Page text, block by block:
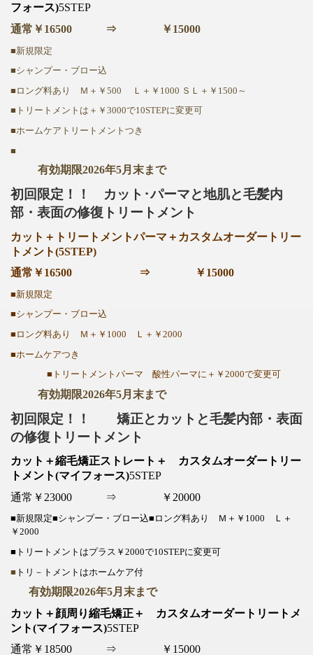
フォース)5STEP
通常￥16500 ⇒ ￥15000
■新規限定
■シャンプー・ブロー込
■ロング料あり Ｍ＋￥500 Ｌ＋￥1000 ＳＬ＋￥1500～
■トリートメントは＋￥3000で10STEPに変更可
■ホームケアトリートメントつき
■
有効期限2026年5月末まで
初回限定！！ カット･パーマと地肌と毛髪内
部・表面の修復トリートメント
カット＋トリートメントパーマ＋カスタムオーダートリー
トメント(5STEP)
通常￥16500 ⇒ ￥15000
■新規限定
■シャンプー・ブロー込
■ロング料あり Ｍ＋￥1000 Ｌ＋￥2000
■ホームケアつき
■トリートメントパーマ 酸性パーマに＋￥2000で変更可
有効期限2026年5月末まで
初回限定！！ 矯正とカットと毛髪内部・表面
の修復トリートメント
カット＋縮毛矯正ストレート＋ カスタムオーダートリー
トメント(マイフォース)5STEP
通常￥23000 ⇒ ￥20000
■新規限定■シャンプー・ブロー込■ロング料あり Ｍ＋￥1000 Ｌ＋
￥2000
■トリートメントはプラス￥2000で10STEPに変更可
■ トリ－トメントはホームケア付
有効期限2026年5月末まで
カット＋顔周り縮毛矯正＋ カスタムオーダートリートメ
ント(マイフォース)5STEP
通常￥18500 ⇒ ￥15000